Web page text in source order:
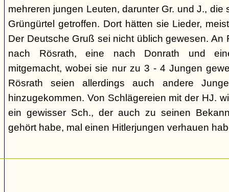
mehreren jungen Leuten, darunter Gr. und J., die
Grüngürtel getroffen. Dort hätten sie Lieder,
Der Deutsche Gruß sei nicht üblich gewesen. An
nach Rösrath, eine nach Donrath und
mitgemacht, wobei sie nur zu 3 - 4 Jungen
Rösrath seien allerdings auch andere
hinzugekommen. Von Schlägereien mit der HJ.
ein gewisser Sch., der auch zu seinen
gehört habe, mal einen Hitlerjungen verhauen